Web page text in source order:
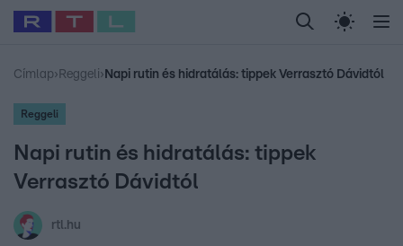
Legfrissebb RTL Híradó Randi Celeb vagyok,
Babits Marcella Most Wanted Gallusz
Címlap› Reggeli› Napi rutin és hidratálás: tippek Verrasztó Dávidtól
Reggeli
Napi rutin és hidratálás: tippek
Verrasztó Dávidtól
rtl.hu